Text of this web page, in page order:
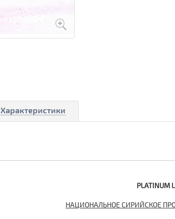
Характеристики
PLATINUM
НАЦИОНАЛЬНОЕ СИРИЙСКОЕ